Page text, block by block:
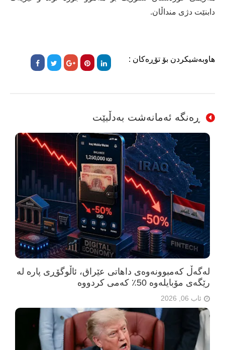
دابنێت دژی منداڵان.
هاوبەشیکردن بۆ تۆڕەکان :
ڕەنگە ئەمانەشت بەدڵبێت
لەگەڵ کەمبوونەوەی داهاتی عێراق، ئاڵوگۆڕی پارە لە
رێگەی مۆبایلەوە 50٪ کەمی کردووە
ئاب 06, 2026